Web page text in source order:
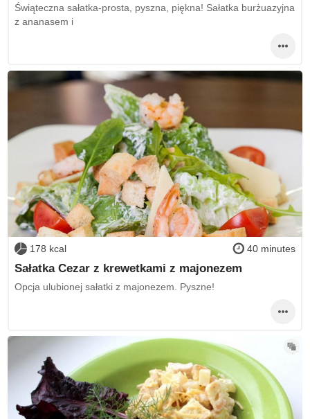
Świąteczna sałatka-prosta, pyszna, piękna! Sałatka burżuazyjna
z ananasem i
178 kcal 40 minutes
Sałatka Cezar z krewetkami z majonezem
Opcja ulubionej sałatki z majonezem. Pyszne!